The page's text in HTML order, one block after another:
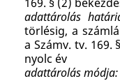
adattárolás
törlésig, a
a Számv. tv. 169.
nyolc év
adattárolás módja: